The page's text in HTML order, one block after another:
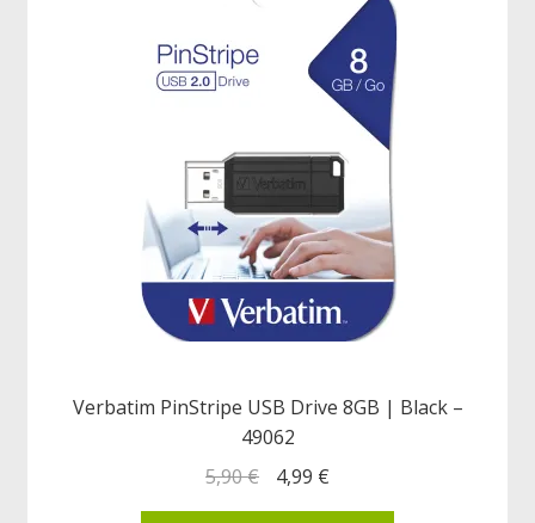
Verbatim PinStripe USB Drive 8GB | Black –
49062
5,90€ 4,99 €